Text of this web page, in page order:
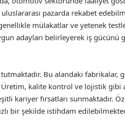
pazarda rekabet
mülakatlar ve yetenek
adayları belirleyerek iş gücünü
Bu alandaki fabrikalar,
kalite kontrol ve lojistik gibi
kariyer fırsatları sunmaktadır.
bir şekilde istihdam